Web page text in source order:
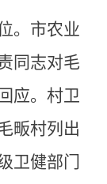
。市农业
同志对毛
应。村卫
畈村列出
卫健部门